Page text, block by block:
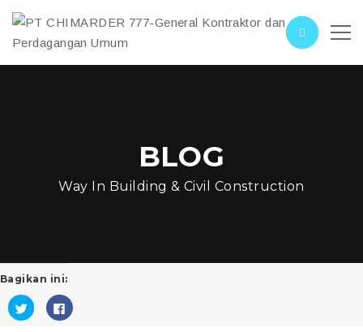
BLOG
Way In Building & Civil Construction
Bagikan ini:
Klik
untuk
berbagi
Klik
untuk